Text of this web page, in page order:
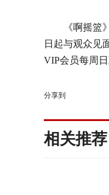
《啊摇
日起与观众见
VIP会员每周
分享到
相关推荐